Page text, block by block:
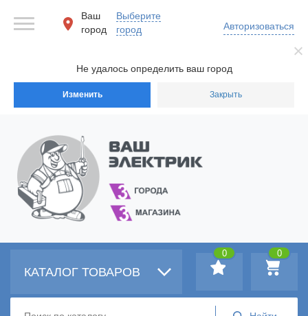
Не удалось определить ваш город
Изменить Закрыть
Ваш
город
Выберите
город
Авторизоваться
КАТАЛОГ ТОВАРОВ
0
0